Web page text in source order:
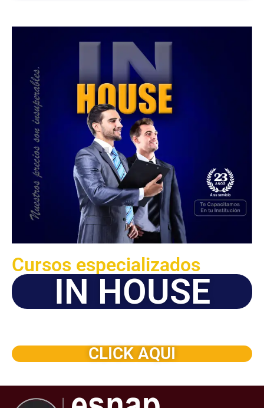
Cursos especializados
IN HOUSE
CLICK AQUI